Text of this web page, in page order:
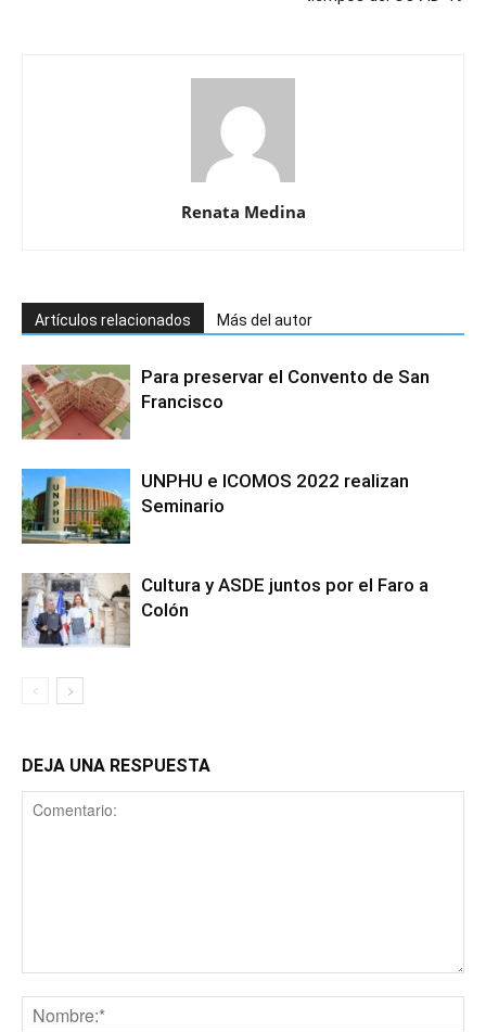
Renata Medina
Artículos relacionados Más del autor
Para preservar el Convento de San
Francisco
UNPHU e ICOMOS 2022 realizan
Seminario
Cultura y ASDE juntos por el Faro a
Colón
DEJA UNA RESPUESTA